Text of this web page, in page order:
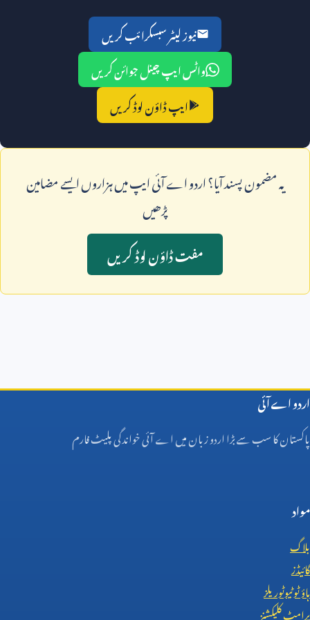
نیوز لیٹر سبسکرائب کریں
واٹس ایپ چینل جوائن کریں
ایپ ڈاؤن لوڈ کریں
يہ مضمون پسند آيا؟ اردو اے آئی ايپ ميں ہزاروں ايسے مضامين
پڑھيں
مفت ڈاؤن لوڈ کريں
اردو اے آئی
پاکستان کا سب سے بڑا اردو زبان میں اے آئی خواندگی پلیٹ فارم
مواد
بلاگ
گائیڈز
ہاؤ ٹو ٹیوٹوریلز
پرامٹ کلیکشنز